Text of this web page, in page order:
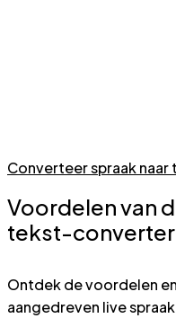
Converteer spraak naar
Voordelen van
tekst-converter
Ontdek de voordelen
aangedreven live